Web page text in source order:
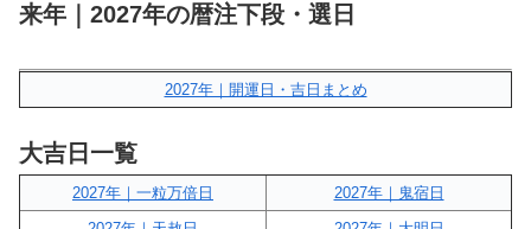
来年｜2027年の暦注下段・選日
2027年｜開運日・吉日まとめ
大吉日一覧
2027年｜一粒万倍日
2027年｜鬼宿日